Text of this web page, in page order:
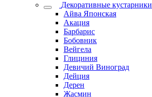
Декоративные кустарники
Айва Японская
Акация
Барбарис
Бобовник
Вейгела
Глициния
Девичий Виноград
Дейция
Дерен
Жасмин